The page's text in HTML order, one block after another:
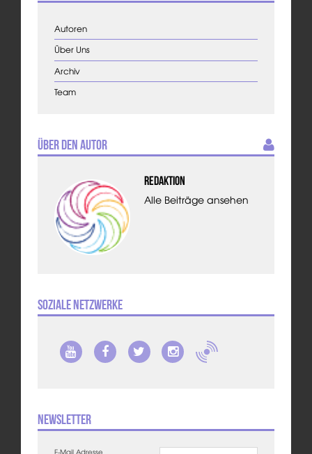
Autoren
Über Uns
Archiv
Team
Über den Autor
Redaktion
Alle Beiträge ansehen
Soziale Netzwerke
Newsletter
E-Mail Adresse